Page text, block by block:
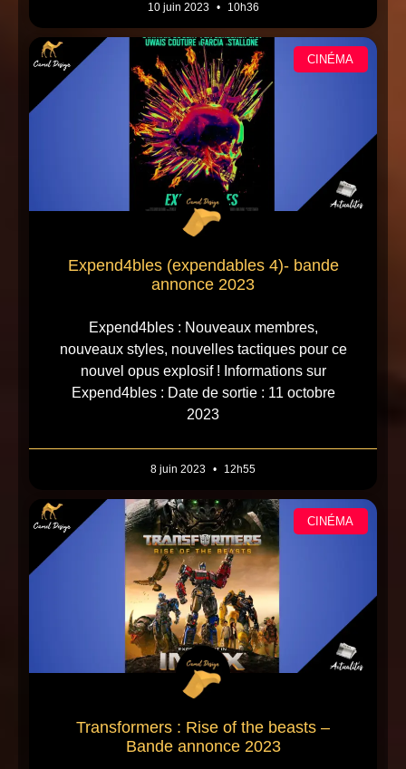
10 juin 2023 10h36
CINÉMA
Expend4bles (expendables 4)- bande
annonce 2023
Expend4bles : Nouveaux membres,
nouveaux styles, nouvelles tactiques pour ce
nouvel opus explosif ! Informations sur
Expend4bles : Date de sortie : 11 octobre
2023
8 juin 2023 12h55
CINÉMA
Transformers : Rise of the beasts –
Bande annonce 2023